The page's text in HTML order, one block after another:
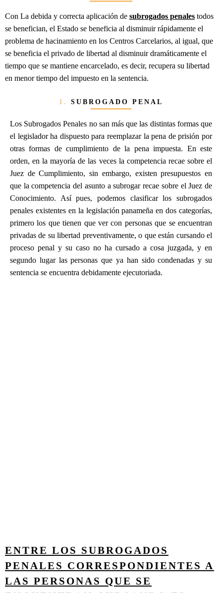
Con La debida y correcta aplicación de subrogados penales todos
se benefician, el Estado se beneficia al disminuir rápidamente el
problema de hacinamiento en los Centros Carcelarios, al igual, que
se beneficia el privado de libertad al disminuir dramáticamente el
tiempo que se mantiene encarcelado, es decir, recupera su libertad
en menor tiempo del impuesto en la sentencia.
1. SUBROGADO PENAL
Los Subrogados Penales no san más que las distintas formas que
el legislador ha dispuesto para reemplazar la pena de prisión por
otras formas de cumplimiento de la pena impuesta. En este
orden, en la mayoría de las veces la competencia recae sobre el
Juez de Cumplimiento, sin embargo, existen presupuestos en
que la competencia del asunto a subrogar recae sobre el Juez de
Conocimiento. Así pues, podemos clasificar los subrogados
penales existentes en la legislación panameña en dos categorías,
primero los que tienen que ver con personas que se encuentran
privadas de su libertad preventivamente, o que están cursando el
proceso penal y su caso no ha cursado a cosa juzgada, y en
segundo lugar las personas que ya han sido condenadas y su
sentencia se encuentra debidamente ejecutoriada.
ENTRE LOS SUBROGADOS
PENALES CORRESPONDIENTES A
LAS PERSONAS QUE SE